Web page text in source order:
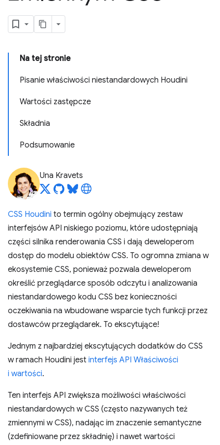
Na tej stronie
Pisanie właściwości niestandardowych Houdini
Wartości zastępcze
Składnia
Podsumowanie
Una Kravets
CSS Houdini to termin ogólny obejmujący zestaw
interfejsów API niskiego poziomu, które udostępniają
części silnika renderowania CSS i dają deweloperom
dostęp do modelu obiektów CSS. To ogromna zmiana w
ekosystemie CSS, ponieważ pozwala deweloperom
określić przeglądarce sposób odczytu i analizowania
niestandardowego kodu CSS bez konieczności
oczekiwania na wbudowane wsparcie tych funkcji przez
dostawców przeglądarek. To ekscytujące!
Jednym z najbardziej ekscytujących dodatków do CSS
w ramach Houdini jest interfejs API Właściwości
i wartości.
Ten interfejs API zwiększa możliwości właściwości
niestandardowych w CSS (często nazywanych też
zmiennymi w CSS), nadając im znaczenie semantyczne
(zdefiniowane przez składnię) i nawet wartości